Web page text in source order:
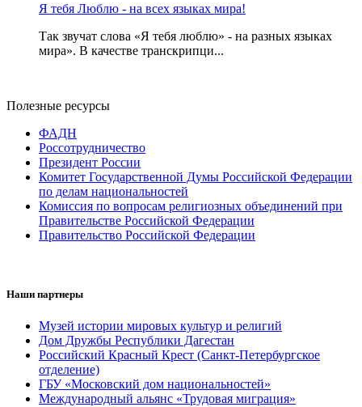
Я тебя Люблю - на всех языках мира!
Так звучат слова «Я тебя люблю» - на разных языках
мира». В качестве транскрипци...
Полезные ресурсы
ФАДН
Россотрудничество
Президент России
Комитет Государственной Думы Российской Федерации
по делам национальностей
Комиссия по вопросам религиозных объединений при
Правительстве Российской Федерации
Правительство Российской Федерации
Наши партнеры
Музей истории мировых культур и религий
Дом Дружбы Республики Дагестан
Российский Красный Крест (Санкт-Петербургское
отделение)
ГБУ «Московский дом национальностей»
Международный альянс «Трудовая миграция»